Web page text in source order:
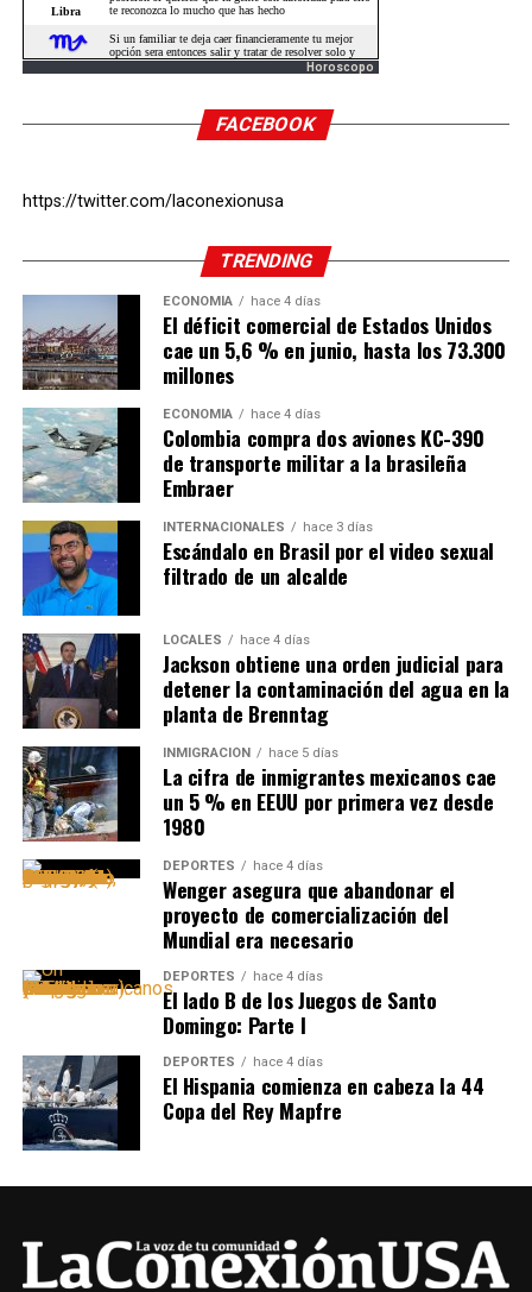
Horoscopo
FACEBOOK
https://twitter.com/laconexionusa
TRENDING
ECONOMÍA hace 4 días
El déficit comercial de Estados Unidos
cae un 5,6 % en junio, hasta los 73.300
millones
ECONOMÍA hace 4 días
Colombia compra dos aviones KC-390
de transporte militar a la brasileña
Embraer
INTERNACIONALES hace 3 días
Escándalo en Brasil por el video sexual
filtrado de un alcalde
LOCALES hace 4 días
Jackson obtiene una orden judicial para
detener la contaminación del agua en la
planta de Brenntag
INMIGRACIÓN hace 5 días
La cifra de inmigrantes mexicanos cae
un 5 % en EEUU por primera vez desde
1980
DEPORTES hace 4 días
Wenger asegura que abandonar el
proyecto de comercialización del
Mundial era necesario
DEPORTES hace 4 días
El lado B de los Juegos de Santo
Domingo: Parte I
DEPORTES hace 4 días
El Hispania comienza en cabeza la 44
Copa del Rey Mapfre